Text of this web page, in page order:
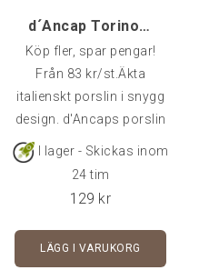
d´Ancap Torino Latte
Köp fler, spar pengar!
Från 83 kr/st.Äkta
italienskt porslin i snygg
design. d'Ancaps porslin
är av väldigt hög kvalitet
och klarar många års
cl.
I lager - Skickas inom
24 tim
129 kr
LÄGG I VARUKORG